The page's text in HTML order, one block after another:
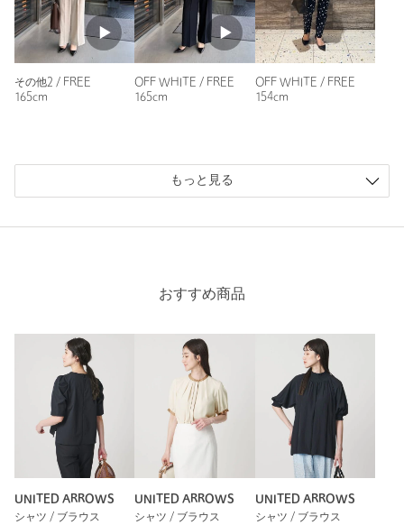
身長： 160cm
普段の着用サイズ：M
2人が参考になったと回答
参考になった
ちょうどよい
決め手は白でも透けにくい素材でした。
流行り廃りのないデザインなので同じようなデザインはたくさ
ん売ってますが、ストレスなく着用できる素材なので長く使え
そうです。
性別：女性
40代後半
153cm
普段の着用サイズ： ～XS
その他2 / FREE
165cm
OFF WHITE / FREE
165cm
OFF WHITE / FREE
154cm
もっと見る
おすすめ商品
UNITED ARROWS
シャツ / ブラウス
UNITED ARROWS
シャツ / ブラウス
UNITED ARROWS
シャツ / ブラウス